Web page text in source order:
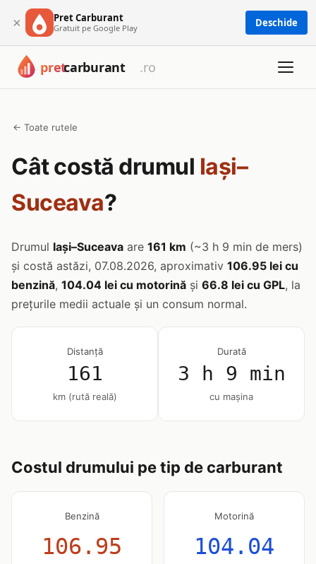
× Pret Carburant
Gratuit pe Google Play Deschide
← Toate rutele
Cât costă drumul Iași–
Suceava?
Drumul Iași–Suceava are 161 km (~3 h 9 min de mers)
și costă astăzi, 07.08.2026, aproximativ 106.95 lei cu
benzină, 104.04 lei cu motorină și 66.8 lei cu GPL, la
prețurile medii actuale și un consum normal.
Distanță
161
km (rută reală)
Durată
3 h 9 min
cu mașina
Costul drumului pe tip de carburant
Benzină
106.95
Motorină
104.04